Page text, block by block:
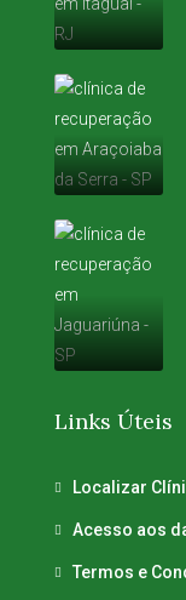
Links Úteis
Localizar
Acesso aos
Termos e